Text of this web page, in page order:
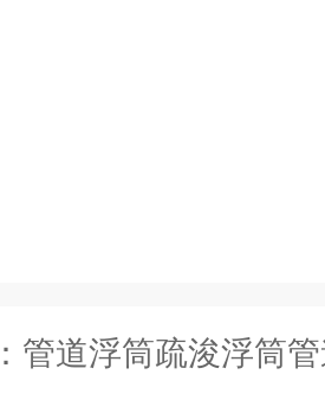
管道浮筒疏浚浮筒管